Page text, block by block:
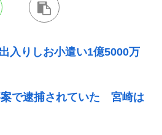
入りしお小遣い1億5000万
案で逮捕されていた 宮崎は